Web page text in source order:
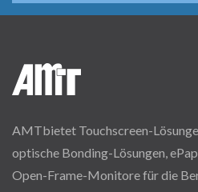
AMTbietet Touchscreen-
optische Bonding-Lösungen,
Open-Frame-Monitore für die